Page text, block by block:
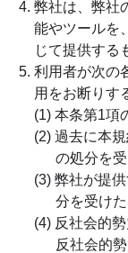
弊社は、弊社
能やツールを
じて提供する
利用者が次の
用をお断りす
(1) 本条第1項
(2) 過去に本
の処分を
(3) 弊社が提
分を受け
(4) 反社会的
反社会的